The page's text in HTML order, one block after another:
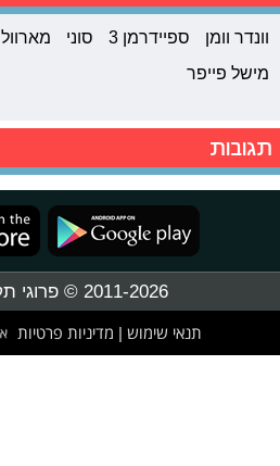
וונדר וומן ספיידרמן 3 סוני מארוול
מישל פייפר
תגובות
2011-2026 © פרוגי תקשורת בע"מ
תנאי שימוש מדיניות פרטיות